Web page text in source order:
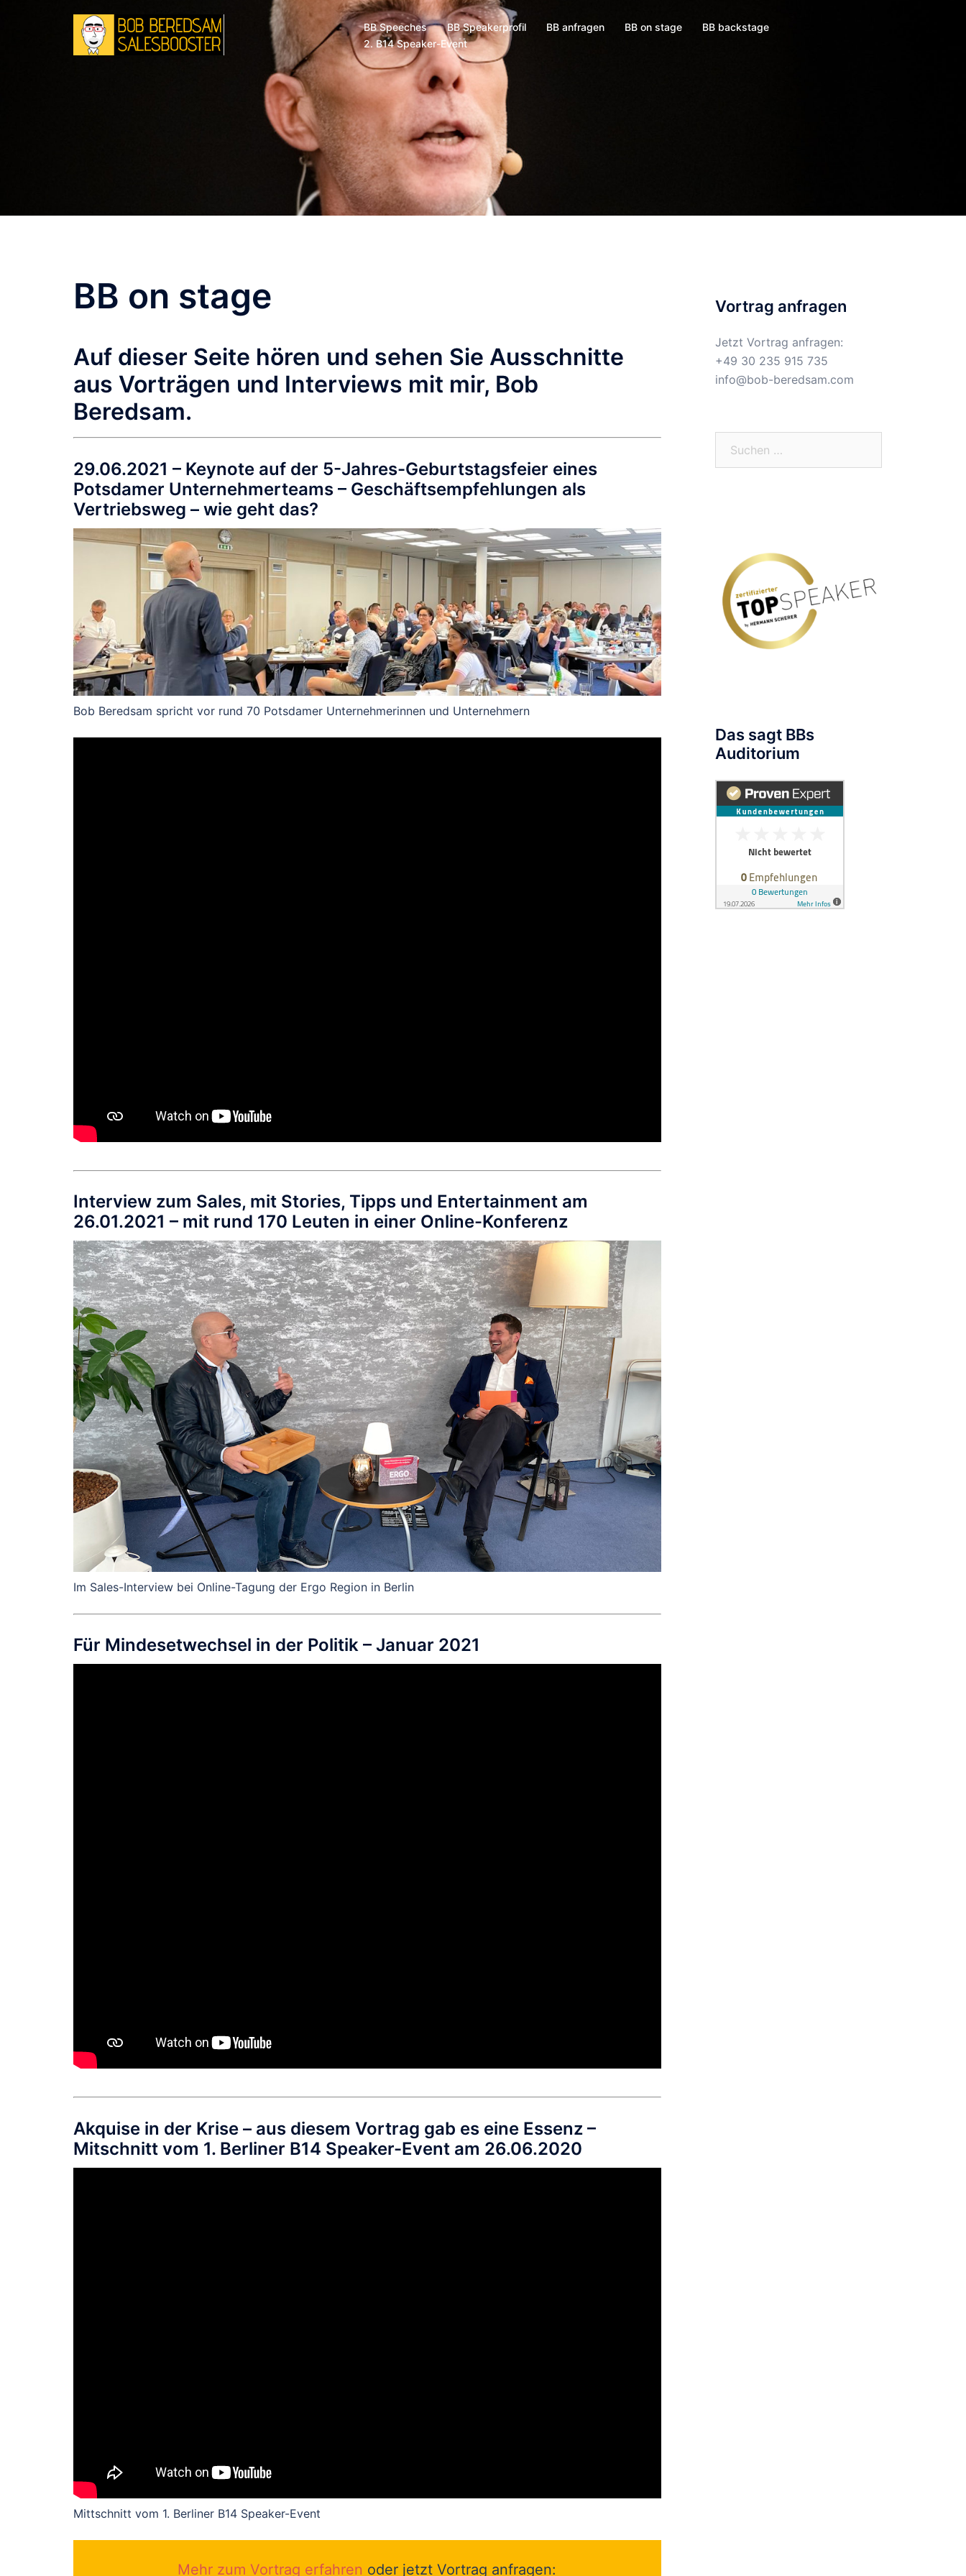
BB Speeches BB Speakerprofil BB anfragen BB on stage
BB backstage
2. B14 Speaker-Event
BB on stage
Auf dieser Seite hören und sehen Sie Ausschnitte
aus Vorträgen und Interviews mit mir, Bob
Beredsam.
29.06.2021 – Keynote auf der 5-Jahres-Geburtstagsfeier eines
Potsdamer Unternehmerteams – Geschäftsempfehlungen als
Vertriebsweg – wie geht das?
Bob Beredsam spricht vor rund 70 Potsdamer Unternehmerinnen und Unternehmern
Interview zum Sales, mit Stories, Tipps und Entertainment am
26.01.2021 – mit rund 170 Leuten in einer Online-Konferenz
Im Sales-Interview bei Online-Tagung der Ergo Region in Berlin
Für Mindesetwechsel in der Politik – Januar 2021
Akquise in der Krise – aus diesem Vortrag gab es eine Essenz –
Mitschnitt vom 1. Berliner B14 Speaker-Event am 26.06.2020
Mittschnitt vom 1. Berliner B14 Speaker-Event
Mehr zum Vortrag erfahren oder jetzt Vortrag anfragen:
Vortrag anfragen
Jetzt Vortrag anfragen:
+49 30 235 915 735
info@bob-beredsam.com
Das sagt BBs
Auditorium